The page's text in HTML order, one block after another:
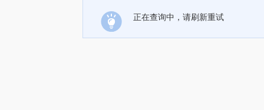
正在查询中，请刷新重试